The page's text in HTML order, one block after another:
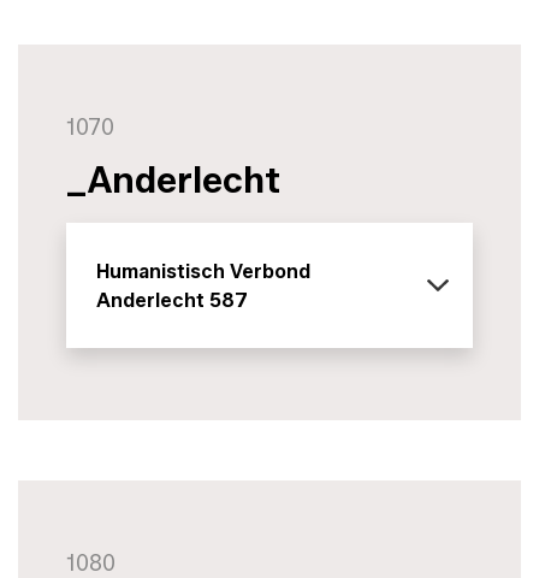
1070
_Anderlecht
Humanistisch Verbond
Anderlecht 587
1080